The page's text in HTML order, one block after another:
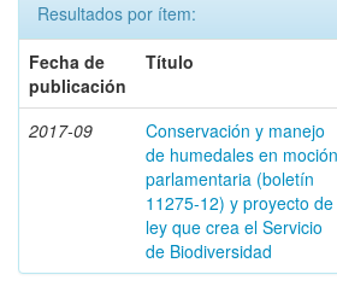
Resultados por ítem:
Fecha de
publicación
Título
2017-09
Conservación y manejo
de humedales en moción
parlamentaria (boletín
11275-12) y proyecto de
ley que crea el Servicio
de Biodiversidad